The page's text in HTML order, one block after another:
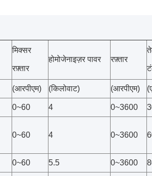
मिक्सर
रफ़्तार
होमोजेनाइज़र पावर रफ़्तार
(आरपीएम) (किलोवाट) (आरपीएम)
0~60 4 0~3600
0~60 4 0~3600
0~60 5.5 0~3600